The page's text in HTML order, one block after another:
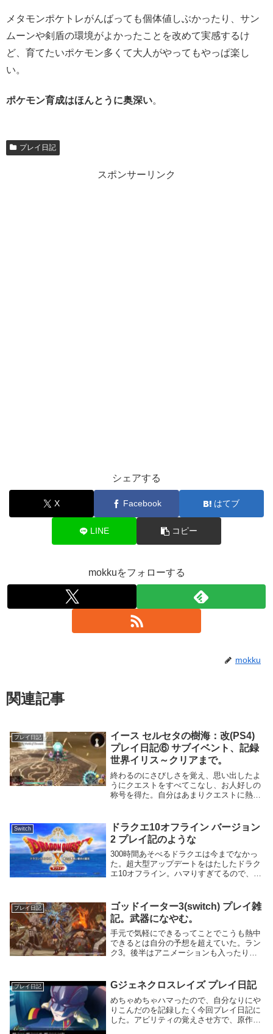
メタモンポケトレがんばっても個体値しぶかったり、サン
ムーンや剣盾の環境がよかったことを改めて実感するけ
ど、育てたいポケモン多くて大人がやってもやっぱ楽し
い。
ポケモン育成はほんとうに奥深い。
プレイ日記
スポンサーリンク
シェアする
X Facebook はてブ
LINE コピー
mokkuをフォローする
mokku
関連記事
プレイ日記
イース セルセタの樹海：改(PS4)
プレイ日記⑥ サブイベント、記録
世界イリス～クリアまで。
終わるのにさびしさを覚え、思い出したよ
うにクエストをすべてこなし、お人好しの
称号を得た。自分はあまりクエストに熱を
ャラの意外な面が見えることもあり面白か
った。アドル...
Switch
ドラクエ10オフライン バージョン
2 プレイ記のような
300時間あそべるドラクエは今までなかっ
た。超大型アップデートをはたしたドラク
エ10オフライン。ハマりすぎてるので、記
感想なことには留意。職業 個人的な使用
感など踊り...
プレイ日記
ゴッドイーター3(switch) プレイ雑
記。武器になやむ。
手元で気軽にできるってことでこうも熱中
できるとは自分の予想を超えていた。ラン
ク3。後半はアニメーションも入ったり見
により定まらない中、ルル、ジークは念の
ため鍛えてお...
プレイ日記 Gジェネクロスレイズ プレイ日記
めちゃめちゃハマったので、自分なりにや
りこんだのを記録したく今回プレイ日記に
した。アビリティの覚えさせ方で、原作キ